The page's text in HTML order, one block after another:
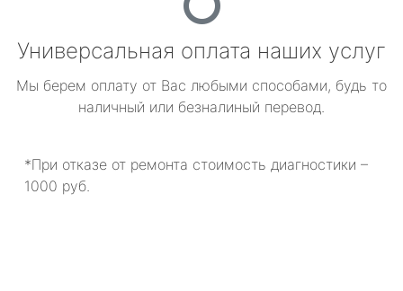
Универсальная оплата наших услуг
Мы берем оплату от Вас любыми способами, будь то
наличный или безналиный перевод.
*При отказе от ремонта стоимость диагностики –
1000 руб.